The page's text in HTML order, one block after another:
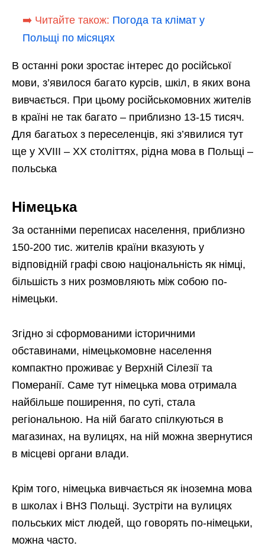
➡️ Читайте також: Погода та клімат у
Польщі по місяцях
В останні роки зростає інтерес до російської
мови, з’явилося багато курсів, шкіл, в яких вона
вивчається. При цьому російськомовних жителів
в країні не так багато – приблизно 13-15 тисяч.
Для багатьох з переселенців, які з’явилися тут
ще у XVIII – XX століттях, рідна мова в Польщі –
польська
Німецька
За останніми переписах населення, приблизно
150-200 тис. жителів країни вказують у
відповідній графі свою національність як німці,
більшість з них розмовляють між собою по-
німецьки.
Згідно зі сформованими історичними
обставинами, німецькомовне населення
компактно проживає у Верхній Сілезії та
Померанії. Саме тут німецька мова отримала
найбільше поширення, по суті, стала
регіональною. На ній багато спілкуються в
магазинах, на вулицях, на ній можна звернутися
в місцеві органи влади.
Крім того, німецька вивчається як іноземна мова
в школах і ВНЗ Польщі. Зустріти на вулицях
польських міст людей, що говорять по-німецьки,
можна часто.